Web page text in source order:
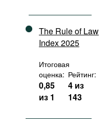
The Rule of Law
Index 2025
Итоговая
оценка:
0,85
из 1
Рейтинг:
4 из
143